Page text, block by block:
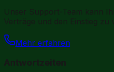
Unser Support-Team kann
Verträge und den Einstieg zu
Mehr erfahren
Antwortzeiten